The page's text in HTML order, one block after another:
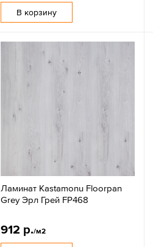
В корзину
Ламинат Kastamonu Floorpan
Grey Эрл Грей FP468
912 р./м2